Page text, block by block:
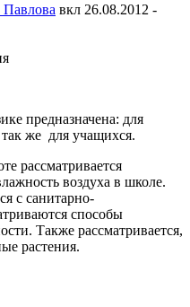
вкл 26.08.2012 -
предназначена: для
же для учащихся.
рассматривается
воздуха в школе.
с санитарно-
способы
Также рассматривается,
растения.